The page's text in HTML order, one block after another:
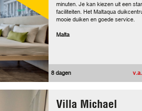
minuten. Je kan kiezen uit een
faciliteiten. Het Maltaqua
mooie duiken en goede service.
Malta
8 dagen
Villa Michael